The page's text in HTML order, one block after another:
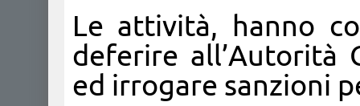
Le attività, hanno
deferire all’Autorità
ed irrogare sanzioni